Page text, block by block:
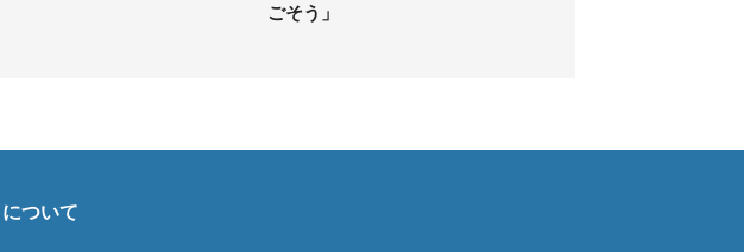
ごそう」
ついて